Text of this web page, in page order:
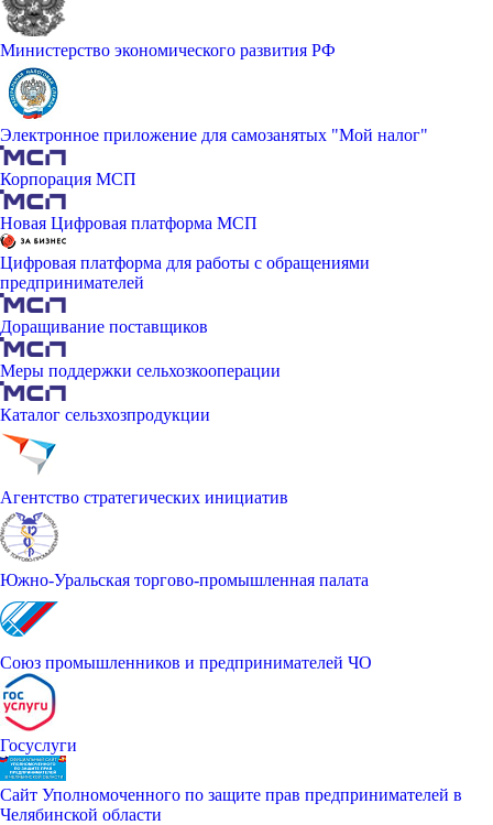
Министерство экономического развития РФ
Электронное приложение для самозанятых "Мой налог"
Корпорация МСП
Новая Цифровая платформа МСП
Цифровая платформа для работы с обращениями
предпринимателей
Доращивание поставщиков
Меры поддержки сельхозкооперации
Каталог сельзхозпродукции
Агентство стратегических инициатив
Южно-Уральская торгово-промышленная палата
Союз промышленников и предпринимателей ЧО
Госуслуги
Сайт Уполномоченного по защите прав предпринимателей в
Челябинской области